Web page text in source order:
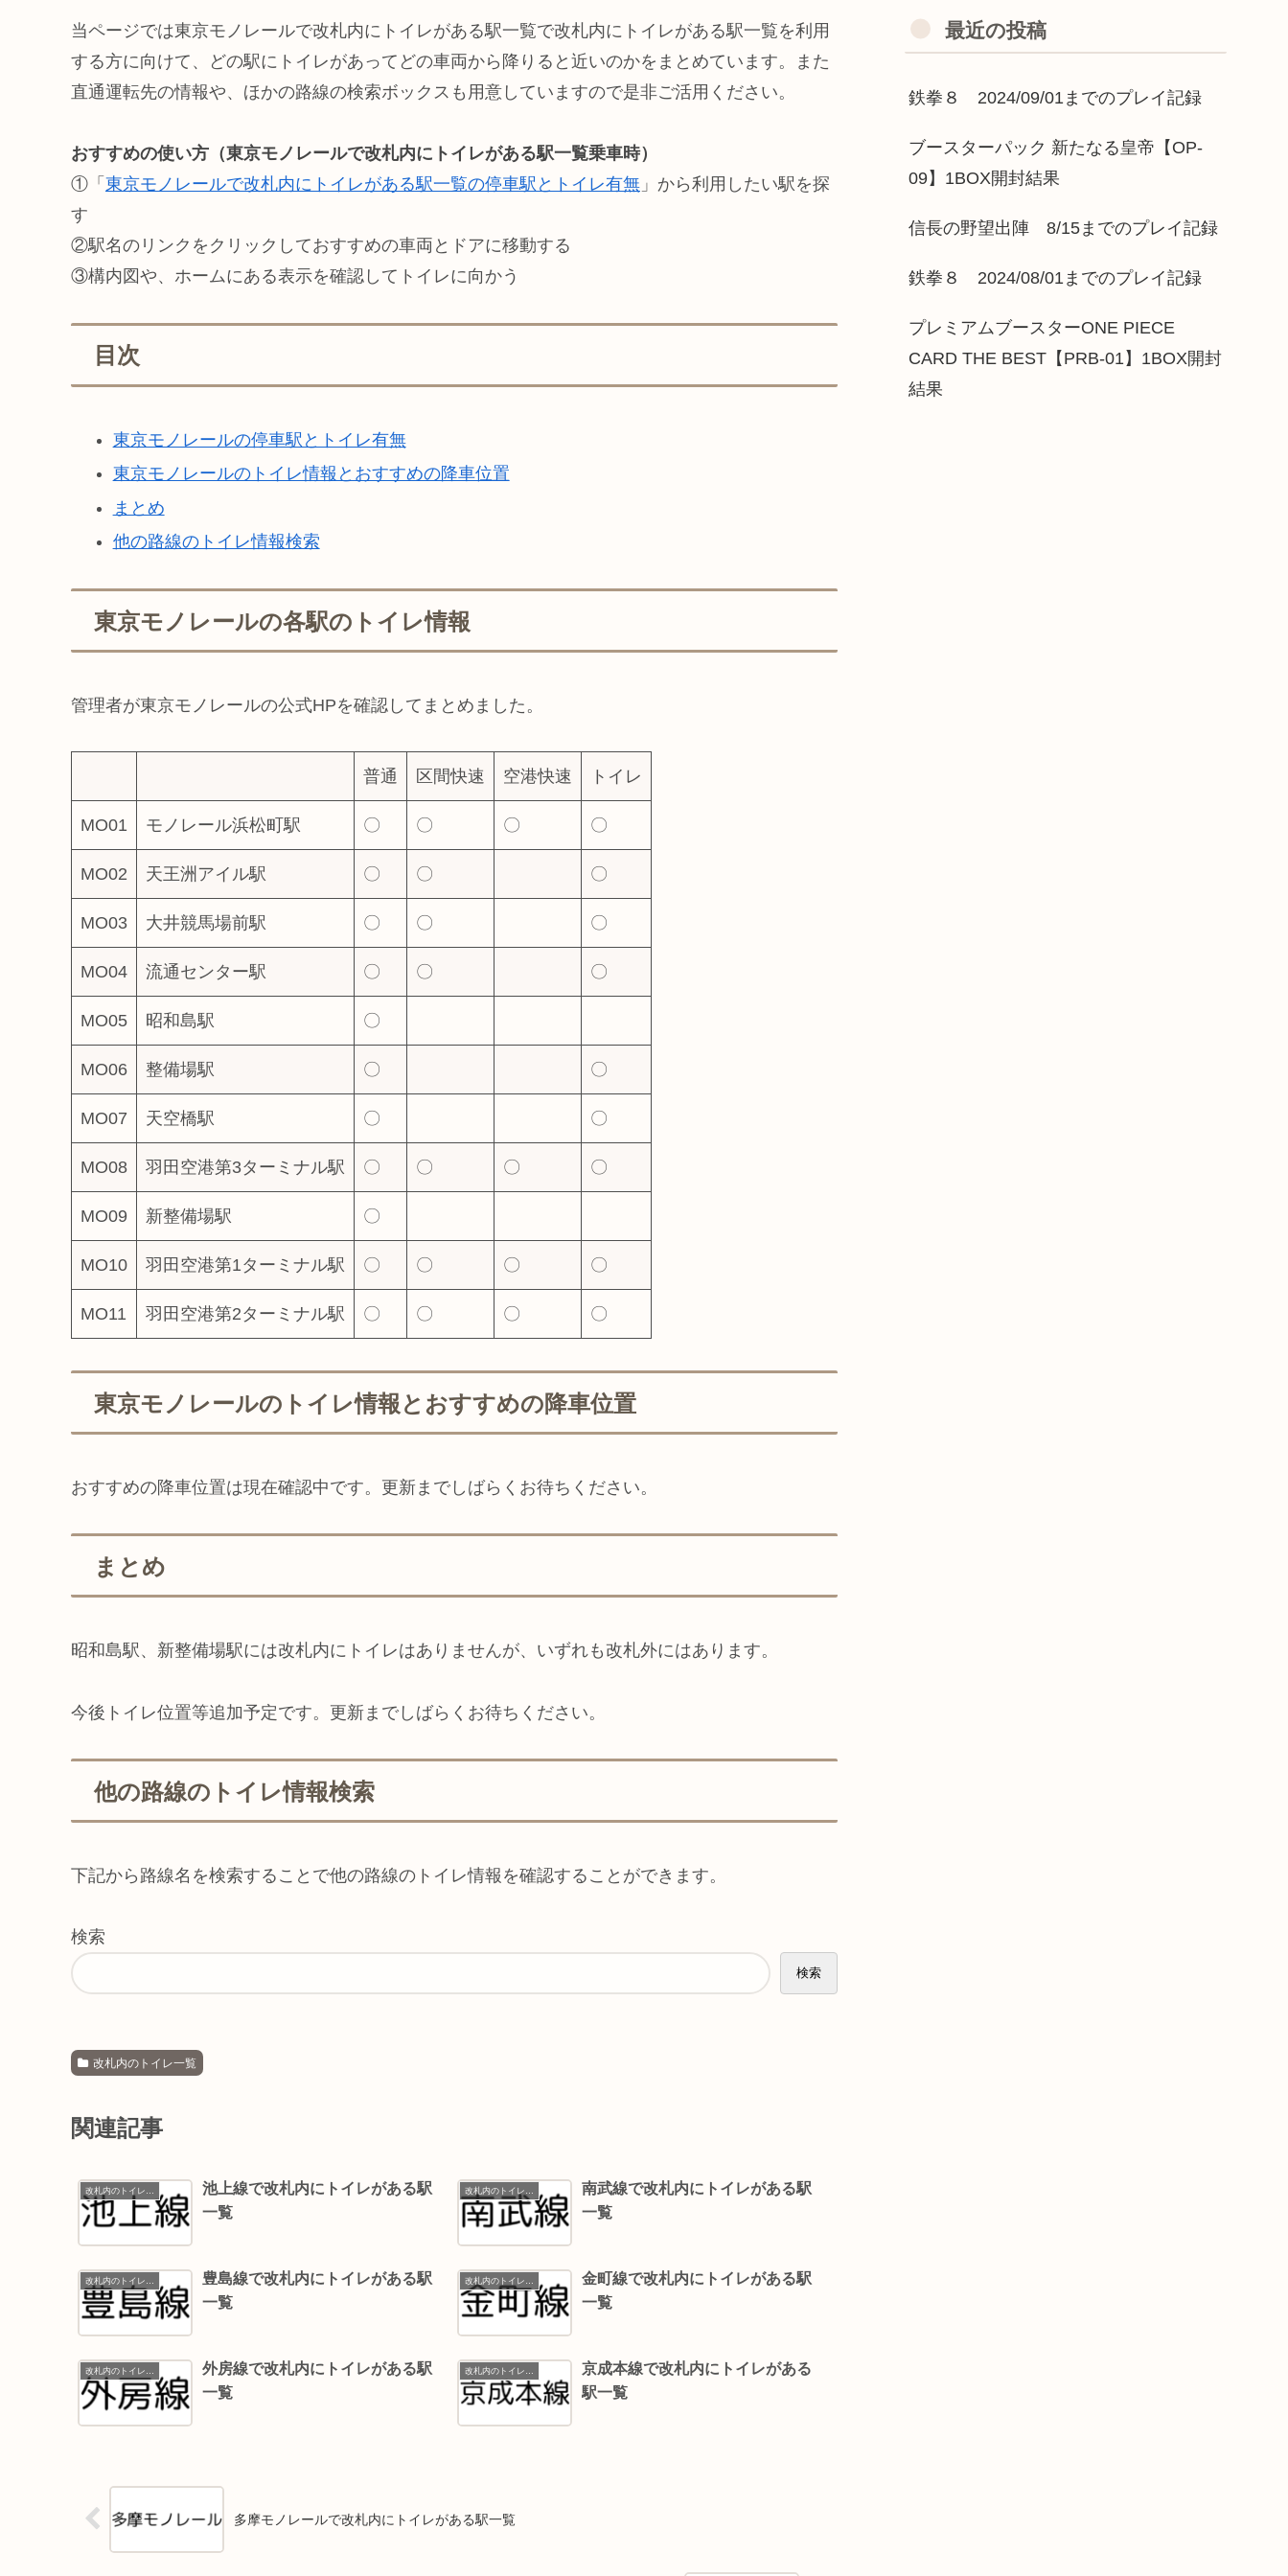
当ページでは東京モノレールで改札内にトイレがある駅一覧で改札内にトイレがある駅一覧を利用
する方に向けて、どの駅にトイレがあってどの車両から降りると近いのかをまとめています。また
直通運転先の情報や、ほかの路線の検索ボックスも用意していますので是非ご活用ください。
おすすめの使い方（東京モノレールで改札内にトイレがある駅一覧乗車時）
①「 東京モノレールで改札内にトイレがある駅一覧の停車駅とトイレ有無 」から利用したい駅を探
す
②駅名のリンクをクリックしておすすめの車両とドアに移動する
③構内図や、ホームにある表示を確認してトイレに向かう
目次
東京モノレールの停車駅とトイレ有無
東京モノレールのトイレ情報とおすすめの降車位置
まとめ
他の路線のトイレ情報検索
東京モノレールの各駅のトイレ情報
管理者が東京モノレールの公式HPを確認してまとめました。
普通 区間快速 空港快速 トイレ
MO01 モノレール浜松町駅 〇 〇 〇 〇
MO02 天王洲アイル駅 〇 〇 〇
MO03 大井競馬場前駅 〇 〇 〇
MO04 流通センター駅 〇 〇 〇
MO05 昭和島駅 〇
MO06 整備場駅 〇 〇
MO07 天空橋駅 〇 〇
MO08 羽田空港第3ターミナル駅 〇 〇 〇 〇
MO09 新整備場駅 〇
MO10 羽田空港第1ターミナル駅 〇 〇 〇 〇
MO11 羽田空港第2ターミナル駅 〇 〇 〇 〇
東京モノレールのトイレ情報とおすすめの降車位置
おすすめの降車位置は現在確認中です。更新までしばらくお待ちください。
まとめ
昭和島駅、新整備場駅には改札内にトイレはありませんが、いずれも改札外にはあります。
今後トイレ位置等追加予定です。更新までしばらくお待ちください。
他の路線のトイレ情報検索
下記から路線名を検索することで他の路線のトイレ情報を確認することができます。
検索
検索
改札内のトイレ一覧
関連記事
改札内のトイレ一覧
池上線で改札内にトイレがある駅
一覧
改札内のトイレ一覧
南武線で改札内にトイレがある駅
一覧
改札内のトイレ一覧
豊島線で改札内にトイレがある駅
一覧
改札内のトイレ一覧
金町線で改札内にトイレがある駅
一覧
改札内のトイレ一覧
外房線で改札内にトイレがある駅
一覧
改札内のトイレ一覧
京成本線で改札内にトイレがある
駅一覧
多摩モノレールで改札内にトイレがある駅一覧
最近の投稿
鉄拳８ 2024/09/01までのプレイ記録
ブースターパック 新たなる皇帝【OP-
09】1BOX開封結果
信長の野望出陣 8/15までのプレイ記録
鉄拳８ 2024/08/01までのプレイ記録
プレミアムブースターONE PIECE
CARD THE BEST【PRB-01】1BOX開封
結果